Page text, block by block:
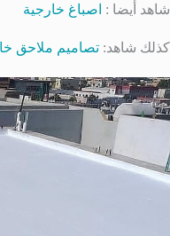
شاهد أيضا : اصباغ خارجية
كذلك شاهد: تصاميم ملاحق